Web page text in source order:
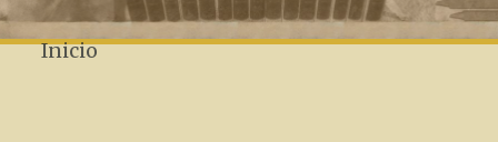
Inicio